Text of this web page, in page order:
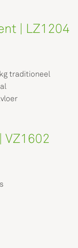
| LZ1204
traditioneel
VZ1602